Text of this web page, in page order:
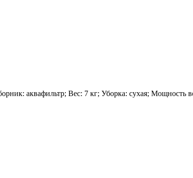
аквафильтр; Вес: 7 кг; Уборка: сухая; Мощность